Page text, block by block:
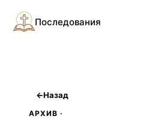
Последования
←Назад
АРХИВ ·